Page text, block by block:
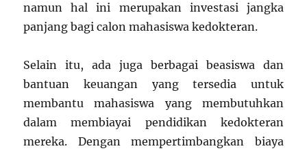
namun hal ini merupakan investasi jangka
panjang bagi calon mahasiswa kedokteran.
Selain itu, ada juga berbagai beasiswa dan
bantuan keuangan yang tersedia untuk
membantu mahasiswa yang membutuhkan
dalam membiayai pendidikan kedokteran
mereka. Dengan mempertimbangkan biaya